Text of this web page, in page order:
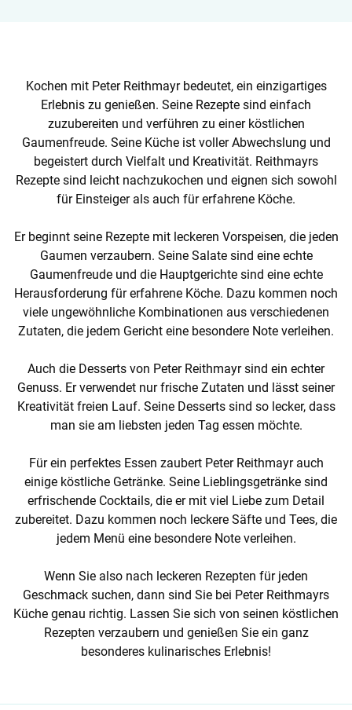
Kochen mit Peter Reithmayr bedeutet, ein einzigartiges
Erlebnis zu genießen. Seine Rezepte sind einfach
zuzubereiten und verführen zu einer köstlichen
Gaumenfreude. Seine Küche ist voller Abwechslung und
begeistert durch Vielfalt und Kreativität. Reithmayrs
Rezepte sind leicht nachzukochen und eignen sich sowohl
für Einsteiger als auch für erfahrene Köche.
Er beginnt seine Rezepte mit leckeren Vorspeisen, die jeden
Gaumen verzaubern. Seine Salate sind eine echte
Gaumenfreude und die Hauptgerichte sind eine echte
Herausforderung für erfahrene Köche. Dazu kommen noch
viele ungewöhnliche Kombinationen aus verschiedenen
Zutaten, die jedem Gericht eine besondere Note verleihen.
Auch die Desserts von Peter Reithmayr sind ein echter
Genuss. Er verwendet nur frische Zutaten und lässt seiner
Kreativität freien Lauf. Seine Desserts sind so lecker, dass
man sie am liebsten jeden Tag essen möchte.
Für ein perfektes Essen zaubert Peter Reithmayr auch
einige köstliche Getränke. Seine Lieblingsgetränke sind
erfrischende Cocktails, die er mit viel Liebe zum Detail
zubereitet. Dazu kommen noch leckere Säfte und Tees, die
jedem Menü eine besondere Note verleihen.
Wenn Sie also nach leckeren Rezepten für jeden
Geschmack suchen, dann sind Sie bei Peter Reithmayrs
Küche genau richtig. Lassen Sie sich von seinen köstlichen
Rezepten verzaubern und genießen Sie ein ganz
besonderes kulinarisches Erlebnis!